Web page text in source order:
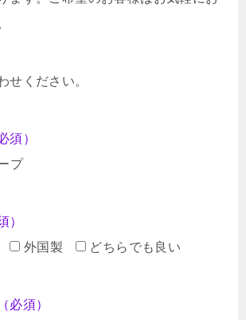
せください。
須）
プ
）
外国製 どちらでも良い
（必須）